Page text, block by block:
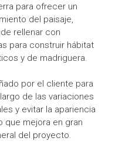
para ofrecer un
del paisaje,
rellenar con
para construir hábitat
y de madriguera.
por el cliente para
de las variaciones
y evitar la apariencia
que mejora en gran
del proyecto.